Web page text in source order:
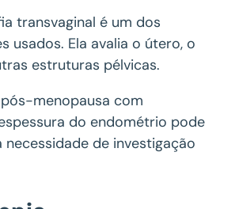
transvaginal é um dos
usados. Ela avalia o útero, o
estruturas pélvicas.
menopausa com
do endométrio pode
necessidade de investigação